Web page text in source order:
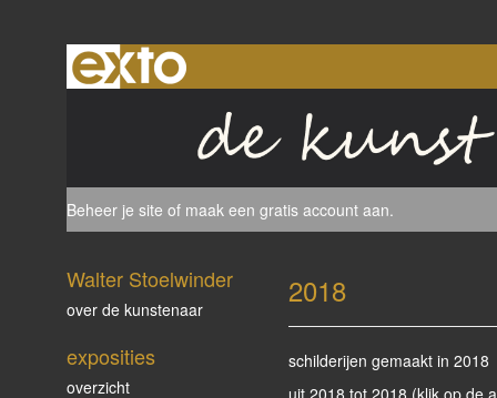
Beheer je site of maak een gratis account aan.
2018
schilderijen gemaakt in 2018
Walter Stoelwinder
over de kunstenaar
exposities
overzicht